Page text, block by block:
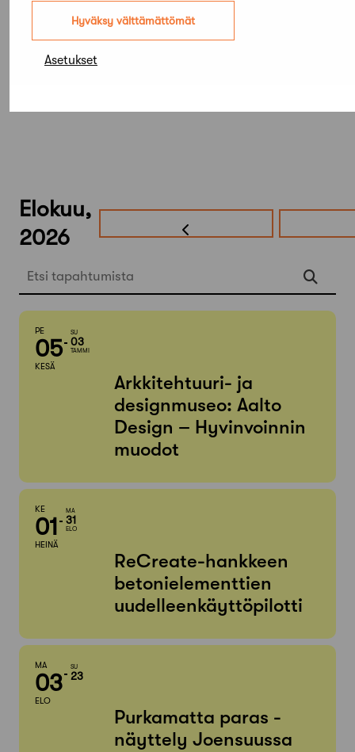
Hyväksy välttämättömät
Asetukset
Lisätiedot pätevyydestä:
p. (09) 5844 4204
Elokuu,
2026
Etsi tapahtumista
PE
05
KESÄ
SU
03
TAMMI
Arkkitehtuuri- ja
designmuseo: Aalto
Design – Hyvinvoinnin
muodot
KE
01
HEINÄ
MA
31
ELO
ReCreate-hankkeen
betonielementtien
uudelleenkäyttöpilotti
MA
03
ELO
SU
23
Purkamatta paras -
näyttely Joensuussa